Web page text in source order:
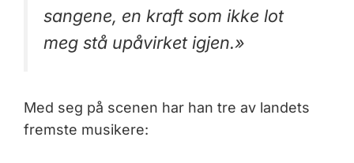
sangene, en kraft som ikke lot
meg stå upåvirket igjen.»
Med seg på scenen har han tre av landets
fremste musikere: